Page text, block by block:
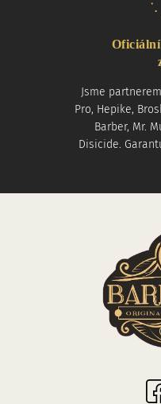
Jsme
Pro, Hepike,
Barber, Mr.
Disicide.